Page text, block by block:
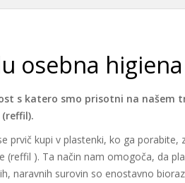
osebna higiena
s katero smo prisotni na našem
(reffil).
prvič kupi v plastenki, ko ga
(reffil ). Ta način nam omogoča, da
naravnih surovin so enostavno